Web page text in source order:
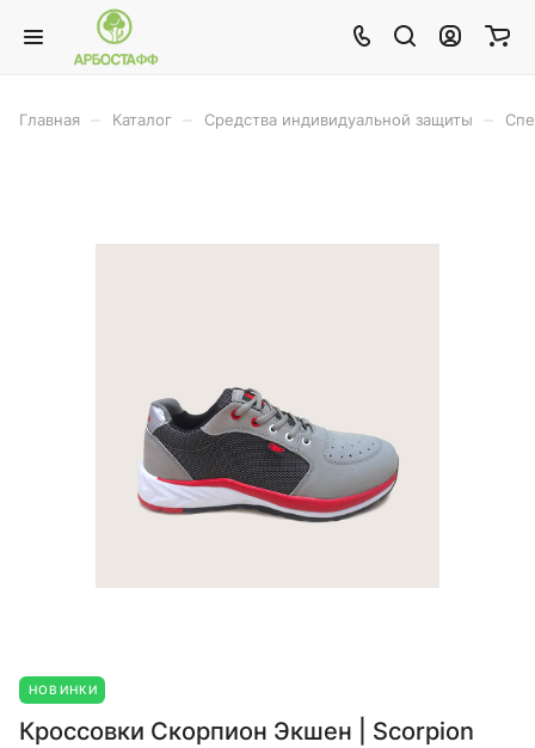
Главная Каталог Средства индивидуальной защиты
НОВИНКИ
Кроссовки Скорпион Экшен | Scorpion